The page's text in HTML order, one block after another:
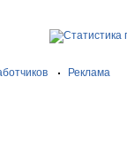
Реклама